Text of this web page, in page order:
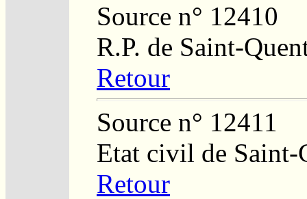
Source n° 12410
R.P. de Saint-
Retour
Source n° 12411
Etat civil de Saint-
Retour